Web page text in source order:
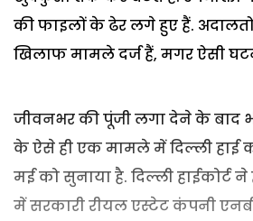
की फाइलों के ढेर लगे हुए हैं.
खिलाफ मामले दर्ज हैं, मगर ऐसी
जीवनभर की पूंजी लगा देने के बाद
के ऐसे ही एक मामले में दिल्ली हाई
मई को सुनाया है. दिल्ली हाईकोर्ट
में सरकारी रीयल एस्टेट कंपनी